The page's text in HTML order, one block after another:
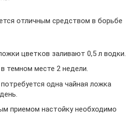
отличным средством в борьбе
цветков заливают 0,5 л водки.
темном месте 2 недели.
одна чайная ложка
приемом настойку необходимо